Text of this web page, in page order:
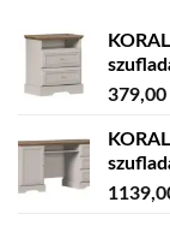
379,00